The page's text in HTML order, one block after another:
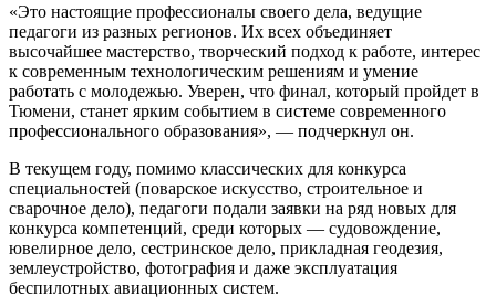
«Это настоящие профессионалы своего дела, ведущие
педагоги из разных регионов. Их всех объединяет
высочайшее мастерство, творческий подход к работе, интерес
к современным технологическим решениям и умение
работать с молодежью. Уверен, что финал, который пройдет в
Тюмени, станет ярким событием в системе современного
профессионального образования», — подчеркнул он.
В текущем году, помимо классических для конкурса
специальностей (поварское искусство, строительное и
сварочное дело), педагоги подали заявки на ряд новых для
конкурса компетенций, среди которых — судовождение,
ювелирное дело, сестринское дело, прикладная геодезия,
землеустройство, фотография и даже эксплуатация
беспилотных авиационных систем.